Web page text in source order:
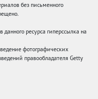
без письменного
ресурса гиперссылка на
фотографических
правообладателя Getty